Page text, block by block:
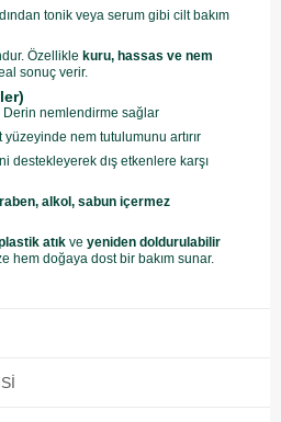
tonik veya serum gibi cilt bakım
Özellikle kuru, hassas ve nem
sonuç verir.
Derin nemlendirme sağlar
yüzeyinde nem tutulumunu artırır
destekleyerek dış etkenlere karşı
alkol, sabun içermez
atık ve yeniden doldurulabilir
hem doğaya dost bir bakım sunar.